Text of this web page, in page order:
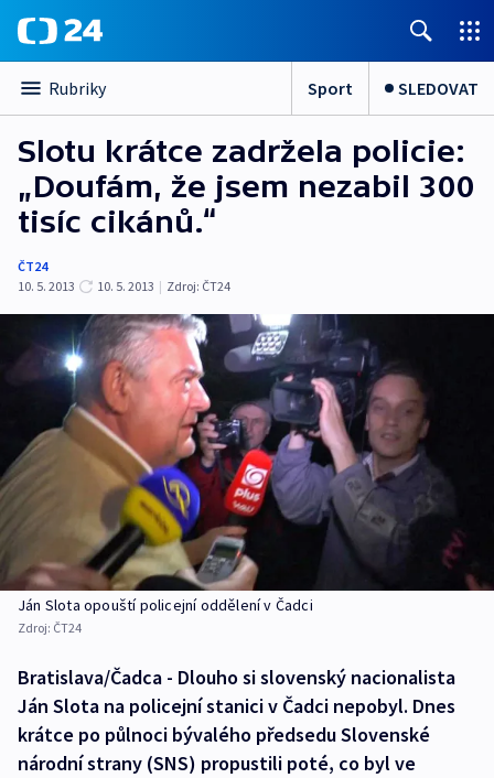
Rubriky Sport SLEDOVAT
Slotu krátce zadržela policie:
„Doufám, že jsem nezabil 300
tisíc cikánů.“
ČT24
10. 5. 2013
10. 5. 2013 | Zdroj: ČT24
Ján Slota opouští policejní oddělení v Čadci
Zdroj: ČT24
Bratislava/Čadca - Dlouho si slovenský nacionalista
Ján Slota na policejní stanici v Čadci nepobyl. Dnes
krátce po půlnoci bývalého předsedu Slovenské
národní strany (SNS) propustili poté, co byl ve